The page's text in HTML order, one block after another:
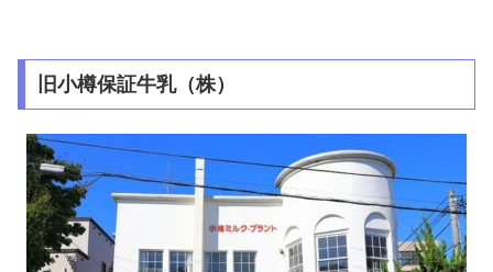
旧小樽保証牛乳（株）